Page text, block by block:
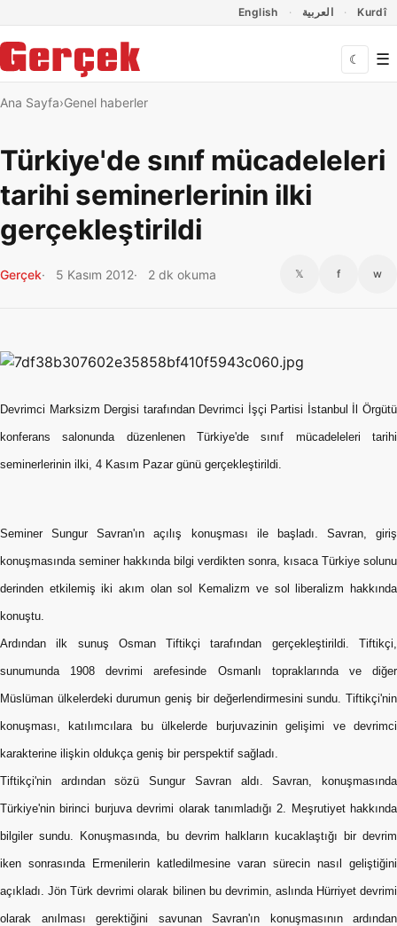
English العربية Kurdî
☾ ☰
Ana Sayfa Genel haberler
Türkiye'de sınıf mücadeleleri
tarihi seminerlerinin ilki
gerçekleştirildi
Gerçek 5 Kasım 2012 2 dk okuma 𝕏 f w
Devrimci Marksizm Dergisi tarafından Devrimci İşçi Partisi İstanbul İl Örgütü
konferans salonunda düzenlenen Türkiye'de sınıf mücadeleleri tarihi
seminerlerinin ilki, 4 Kasım Pazar günü gerçekleştirildi.
Seminer Sungur Savran'ın açılış konuşması ile başladı. Savran, giriş
konuşmasında seminer hakkında bilgi verdikten sonra, kısaca Türkiye solunu
derinden etkilemiş iki akım olan sol Kemalizm ve sol liberalizm hakkında
konuştu.
Ardından ilk sunuş Osman Tiftikçi tarafından gerçekleştirildi. Tiftikçi,
sunumunda 1908 devrimi arefesinde Osmanlı topraklarında ve diğer
Müslüman ülkelerdeki durumun geniş bir değerlendirmesini sundu. Tiftikçi'nin
konuşması, katılımcılara bu ülkelerde burjuvazinin gelişimi ve devrimci
karakterine ilişkin oldukça geniş bir perspektif sağladı.
Tiftikçi'nin ardından sözü Sungur Savran aldı. Savran, konuşmasında
Türkiye'nin birinci burjuva devrimi olarak tanımladığı 2. Meşrutiyet hakkında
bilgiler sundu. Konuşmasında, bu devrim halkların kucaklaştığı bir devrim
iken sonrasında Ermenilerin katledilmesine varan sürecin nasıl geliştiğini
açıkladı. Jön Türk devrimi olarak bilinen bu devrimin, aslında Hürriyet devrimi
olarak anılması gerektiğini savunan Savran'ın konuşmasının ardından